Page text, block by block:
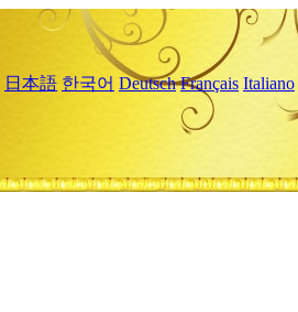
日本語 한국어 Deutsch Français Italiano